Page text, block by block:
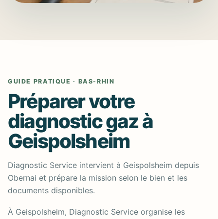
GUIDE PRATIQUE · BAS-RHIN
Préparer votre
diagnostic gaz à
Geispolsheim
Diagnostic Service intervient à Geispolsheim depuis
Obernai et prépare la mission selon le bien et les
documents disponibles.
À Geispolsheim, Diagnostic Service organise les